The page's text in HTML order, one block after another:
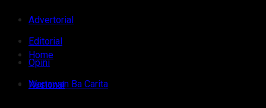
Advertorial
Editorial
Opini
Wartawan Ba Carita
Home
Nasional